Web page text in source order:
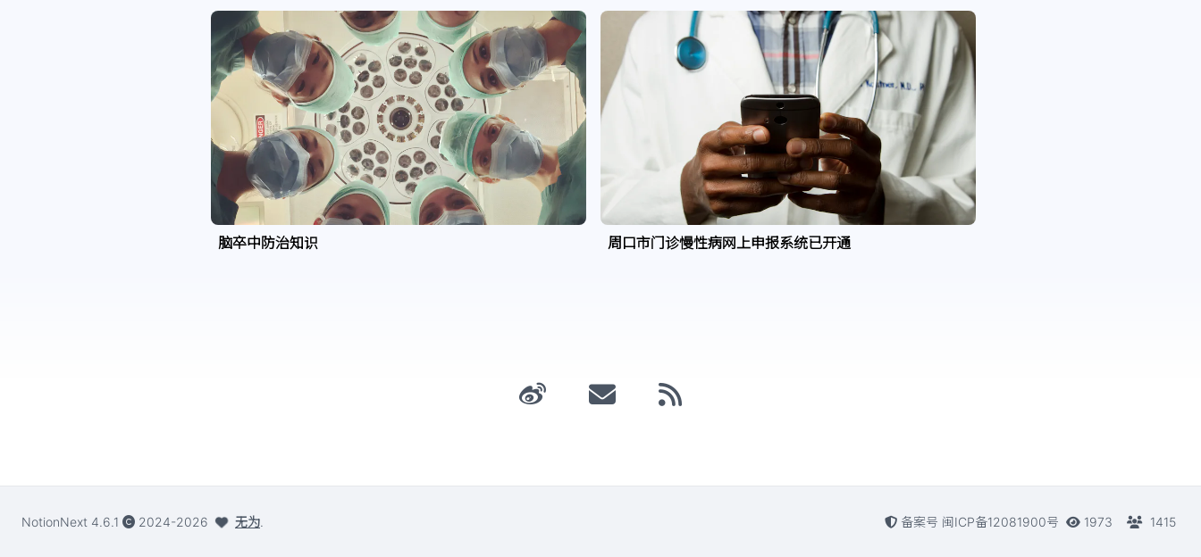
脑卒中防治知识 周口市门诊慢性病网上申报系统已开通
NotionNext 4.6.1 2024-2026 无为. 备案号 闽ICP备12081900号 1973 1415